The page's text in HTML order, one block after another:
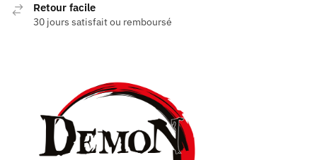
Retour facile
30 jours satisfait ou remboursé